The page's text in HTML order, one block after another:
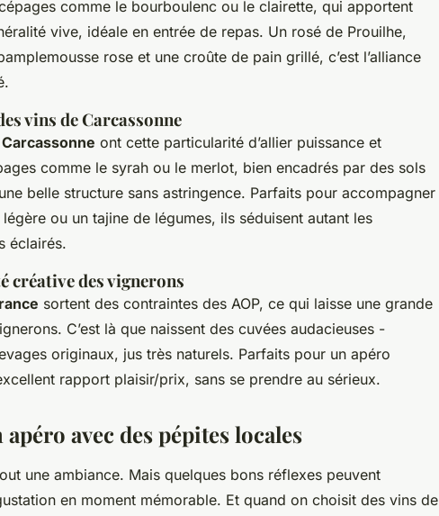
comme le bourboulenc ou le clairette, qui apportent
vive, idéale en entrée de repas. Un rosé de Prouilhe,
rose et une croûte de pain grillé, c’est l’alliance
vins de Carcassonne
Carcassonne ont cette particularité d’allier puissance et
comme le syrah ou le merlot, bien encadrés par des sols
belle structure sans astringence. Parfaits pour accompagner
ou un tajine de légumes, ils séduisent autant les
éclairés.
créative des vignerons
sortent des contraintes des AOP, ce qui laisse une grande
C’est là que naissent des cuvées audacieuses -
originaux, jus très naturels. Parfaits pour un apéro
rapport plaisir/prix, sans se prendre au sérieux.
avec des pépites locales
une ambiance. Mais quelques bons réflexes peuvent
en moment mémorable. Et quand on choisit des vins de